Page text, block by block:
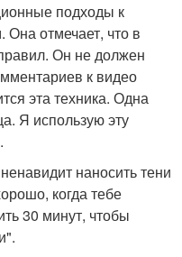
подходы к
Она отмечает, что в
Он не должен
к видео
эта техника. Одна
Я использую эту
наносить тени
когда тебе
30 минут, чтобы